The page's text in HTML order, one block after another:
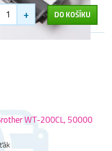
+ DO KOŠÍKU
WT-200CL, 50000